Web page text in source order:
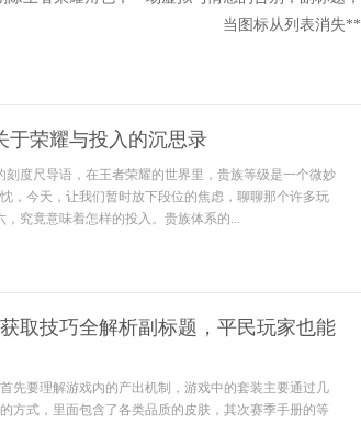
当图标从列表消失**
于荣耀与投入的沉思录
度尺导语，在王者荣耀的世界里，贵族等级是一个微妙
，今天，让我们暂时放下段位的焦虑，聊聊那个许多玩
究竟意味着怎样的投入。贵族体系的...
取技巧全解析副标题，平民玩家也能
先要理解游戏内的产出机制，游戏中的套装主要通过几
方式，里面包含了各类品质的皮肤，其次赛季手册的等